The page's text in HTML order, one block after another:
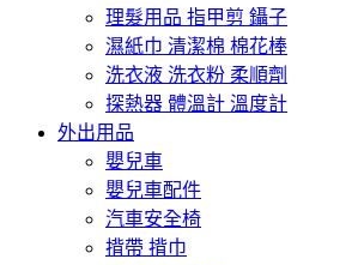
理髮用品 指甲剪 鑷子
濕紙巾 清潔棉 棉花棒
洗衣液 洗衣粉 柔順劑
探熱器 體溫計 溫度計
外出用品
嬰兒車
嬰兒車配件
汽車安全椅
揹帶 揹巾